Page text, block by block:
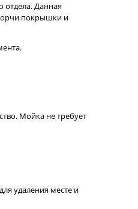
отдела. Данная
покрышки и
Мойка не требует
удаления месте и